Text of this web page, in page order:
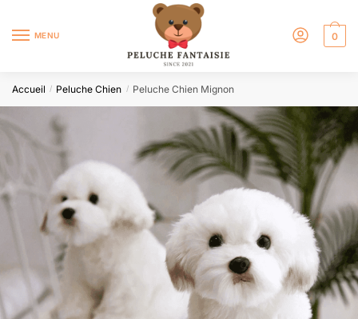
MENU 0
Accueil / Peluche Chien / Peluche Chien Mignon